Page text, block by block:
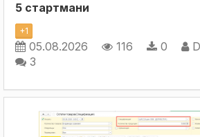
5 стартмани
+1
05.08.2026 116 0
3